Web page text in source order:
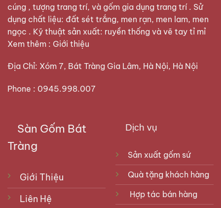
cúng , tượng trang trí, và gốm gia dụng trang trí . Sử
dụng chất liệu: đất sét trắng, men rạn, men lam, men
ngọc . Kỹ thuật sản xuất: ruyền thống và vẽ tay tỉ mỉ
Xem thêm : Giới thiệu
Địa Chỉ: Xóm 7, Bát Tràng Gia Lâm, Hà Nội, Hà Nội
Phone : 0945.998.007
Sàn Gốm Bát
Tràng
Giới Thiệu
Liên Hệ
Dịch vụ
Sản xuất gốm sứ
Quà tặng khách hàng
Hợp tác bán hàng